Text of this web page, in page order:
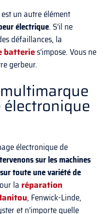
est un autre élément
électrique. S’il ne
défaillances, la
batteries’impose. Vous ne
gerbeur.
électronique de
sur les machines
toute une variété de
la réparation
, Fenwick-Linde,
et n’importe quelle